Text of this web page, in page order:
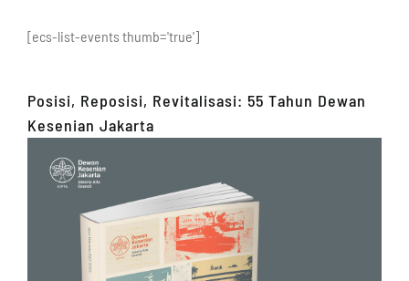
[ecs-list-events thumb='true']
Posisi, Reposisi, Revitalisasi: 55 Tahun Dewan
Kesenian Jakarta